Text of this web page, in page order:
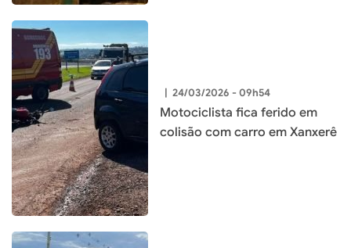
| 24/03/2026 - 09h54
Motociclista fica ferido em
colisão com carro em Xanxerê